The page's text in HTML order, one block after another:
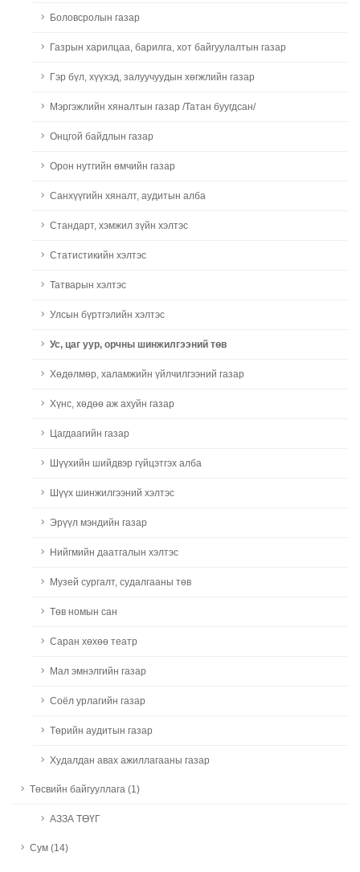
Боловсролын газар
Газрын харилцаа, барилга, хот байгуулалтын газар
Гэр бүл, хүүхэд, залуучуудын хөгжлийн газар
Мэргэжлийн хяналтын газар /Татан буугдсан/
Онцгой байдлын газар
Орон нутгийн өмчийн газар
Санхүүгийн хяналт, аудитын алба
Стандарт, хэмжил зүйн хэлтэс
Статистикийн хэлтэс
Татварын хэлтэс
Улсын бүртгэлийн хэлтэс
Ус, цаг уур, орчны шинжилгээний төв
Хөдөлмөр, халамжийн үйлчилгээний газар
Хүнс, хөдөө аж ахуйн газар
Цагдаагийн газар
Шүүхийн шийдвэр гүйцэтгэх алба
Шүүх шинжилгээний хэлтэс
Эрүүл мэндийн газар
Нийгмийн даатгалын хэлтэс
Музей сургалт, судалгааны төв
Төв номын сан
Саран хөхөө театр
Мал эмнэлгийн газар
Соёл урлагийн газар
Төрийн аудитын газар
Худалдан авах ажиллагааны газар
Төсвийн байгууллага (1)
АЗЗА ТӨҮГ
Сум (14)